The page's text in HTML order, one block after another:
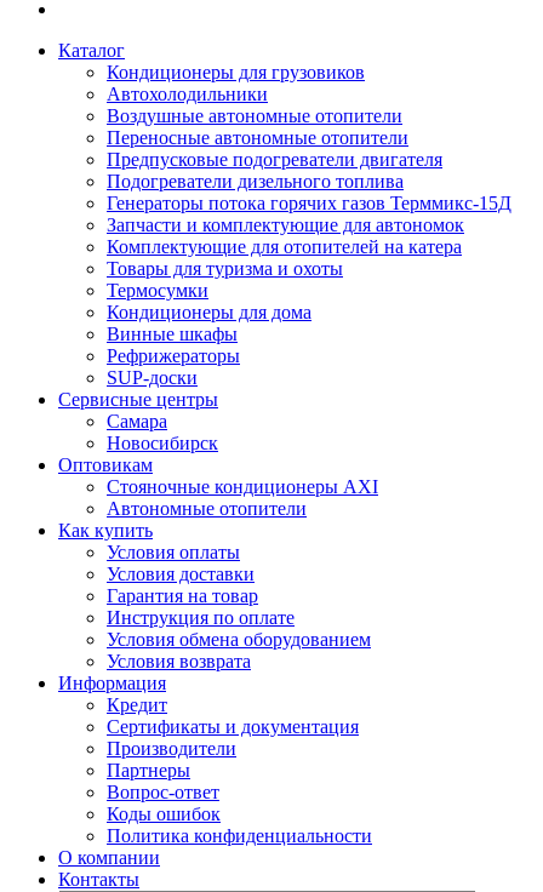
Каталог
Кондиционеры для грузовиков
Автохолодильники
Воздушные автономные отопители
Переносные автономные отопители
Предпусковые подогреватели двигателя
Подогреватели дизельного топлива
Генераторы потока горячих газов Терммикс-15Д
Запчасти и комплектующие для автономок
Комплектующие для отопителей на катера
Товары для туризма и охоты
Термосумки
Кондиционеры для дома
Винные шкафы
Рефрижераторы
SUP-доски
Сервисные центры
Самара
Новосибирск
Оптовикам
Стояночные кондиционеры AXI
Автономные отопители
Как купить
Условия оплаты
Условия доставки
Гарантия на товар
Инструкция по оплате
Условия обмена оборудованием
Условия возврата
Информация
Кредит
Сертификаты и документация
Производители
Партнеры
Вопрос-ответ
Коды ошибок
Политика конфиденциальности
О компании
Контакты